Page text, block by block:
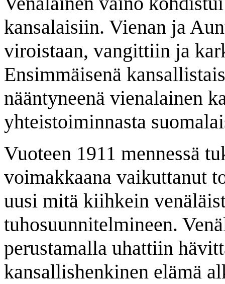
kansalaisiin. Vienan ja
viroistaan, vangittiin ja
Ensimmäisenä
nääntyneenä vienalainen
yhteistoiminnasta
Vuoteen 1911 mennessä
voimakkaana vaikuttanut
uusi mitä kiihkein
tuhosuunnitelmineen.
perustamalla uhattiin
kansallishenkinen elämä